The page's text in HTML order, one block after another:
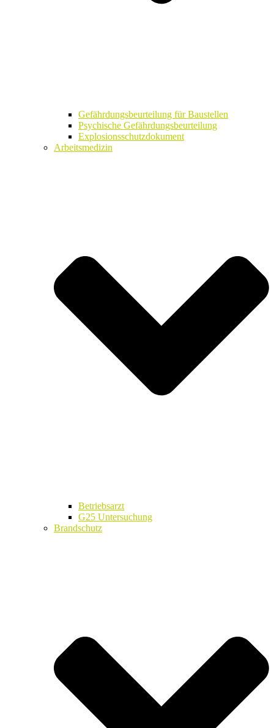
Gefährdungsbeurteilung für Baustellen
Psychische Gefährdungsbeurteilung
Explosionsschutzdokument
Arbeitsmedizin
Betriebsarzt
G25 Untersuchung
Brandschutz